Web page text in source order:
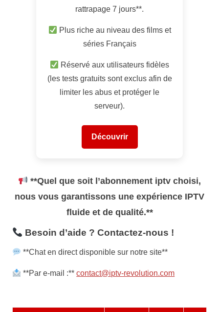
rattrapage 7 jours**.
Plus riche au niveau des films et
séries Français
Réservé aux utilisateurs fidèles
(les tests gratuits sont exclus afin de
limiter les abus et protéger le
serveur).
Découvrir
**Quel que soit l’abonnement iptv choisi,
nous vous garantissons une expérience IPTV
fluide et de qualité.**
Besoin d’aide ? Contactez-nous !
**Chat en direct disponible sur notre site**
**Par e-mail :**contact@iptv-revolution.com